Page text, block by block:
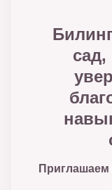
сад,
Приглашаем